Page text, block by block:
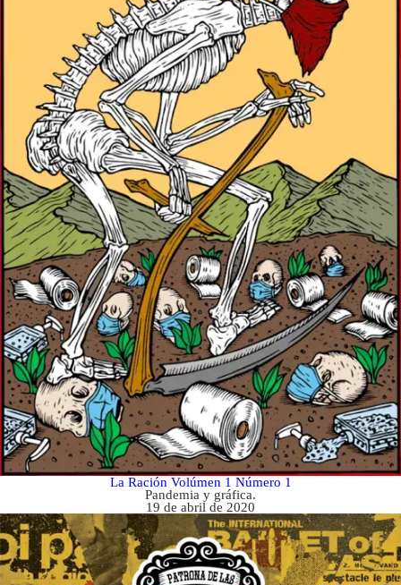
La Ración Volúmen 1 Número 1
Pandemia y gráfica.
19 de abril de 2020